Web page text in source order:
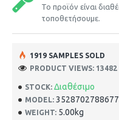
Το προϊόν είναι
τοποθετήσουμε.
STOCK: Διαθέσιμο
MODEL: 3528702788677
WEIGHT: 5.00kg
1919 SAMPLES SOLD
PRODUCT VIEWS: 13482